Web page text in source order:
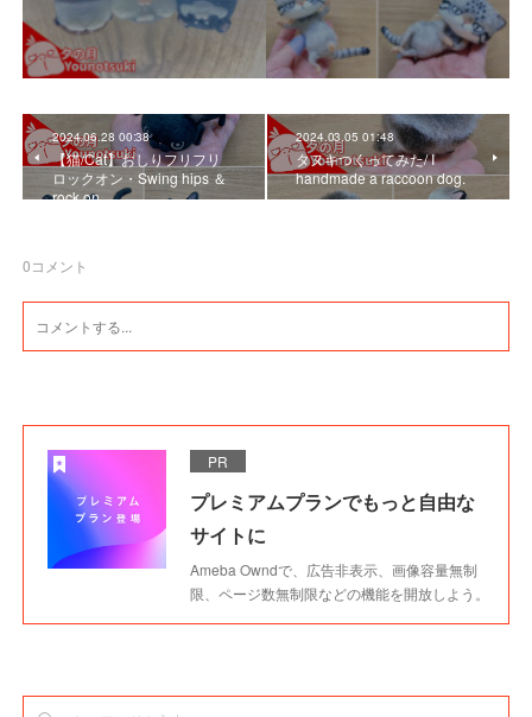
2024.06.28 00:38
【猫/Cat】おしりフリフリ
ロックオン・Swing hips ＆
rock on.
2024.03.05 01:48
タヌキつくってみた/ I
handmade a raccoon dog.
0コメント
PR
プレミアムプランでもっと自由な
サイトに
Ameba Owndで、広告非表示、画像容量無制
限、ページ数無制限などの機能を開放しよう。